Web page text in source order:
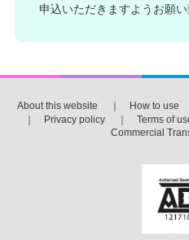
申込いただきますようお願い
About this website How to use
Privacy policy Terms of
Commercial